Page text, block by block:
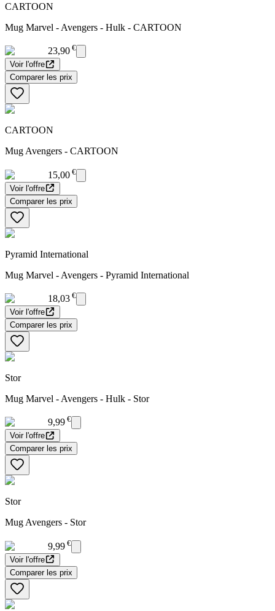
CARTOON
Mug Marvel - Avengers - Hulk - CARTOON
23,90 €
Voir l'offre
Comparer les prix
CARTOON
Mug Avengers - CARTOON
15,00 €
Voir l'offre
Comparer les prix
Pyramid International
Mug Marvel - Avengers - Pyramid International
18,03 €
Voir l'offre
Comparer les prix
Stor
Mug Marvel - Avengers - Hulk - Stor
9,99 €
Voir l'offre
Comparer les prix
Stor
Mug Avengers - Stor
9,99 €
Voir l'offre
Comparer les prix